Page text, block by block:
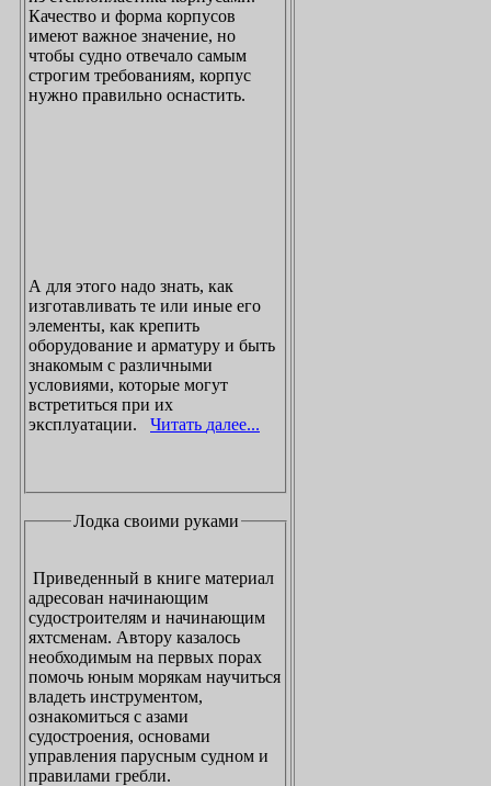
Качество и форма корпусов
имеют важное значение, но
чтобы судно отвечало самым
строгим требованиям, корпус
нужно правильно оснастить.
А для этого надо знать, как
изготавливать те или иные его
элементы, как крепить
оборудование и арматуру и быть
знакомым с различными
условиями, которые могут
встретиться при их
эксплуатации.
Читать далее...
Лодка своими руками
Приведенный в книге материал
адресован начинающим
судостроителям и начинающим
яхтсменам. Автору казалось
необходимым на первых порах
помочь юным морякам научиться
владеть инструментом,
ознакомиться с азами
судостроения, основами
управления парусным судном и
правилами гребли.